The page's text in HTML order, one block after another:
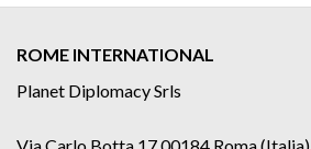
ROME INTERNATIONAL
Planet Diplomacy Srls